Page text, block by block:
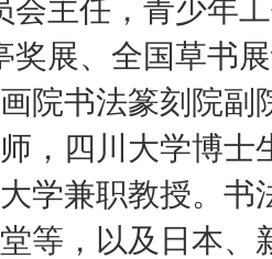
会主任，青少年
奖展、全国草书
院书法篆刻院
，四川大学博
学兼职教授。
等，以及日本